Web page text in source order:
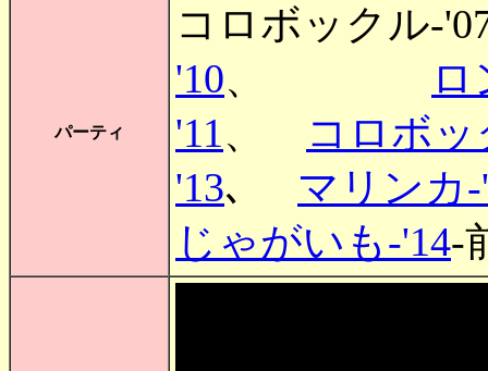
パーティ
コロボック
'10、
ロ
'11、
コロボッ
'13､ マリンカ-
じゃがいも-'14-